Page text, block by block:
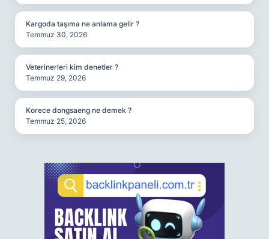
Kargoda taşıma ne anlama gelir ?
Temmuz 30, 2026
Veterinerleri kim denetler ?
Temmuz 29, 2026
Korece dongsaeng ne demek ?
Temmuz 25, 2026